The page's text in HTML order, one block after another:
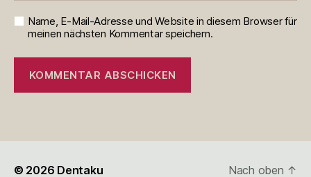
Name, E-Mail-Adresse und Website in diesem Browser für
meinen nächsten Kommentar speichern.
© 2026 Dentaku Nach oben ↑